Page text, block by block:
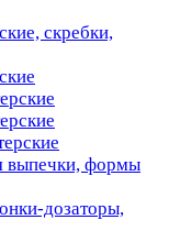
скребки,
выпечки, формы
дозаторы,